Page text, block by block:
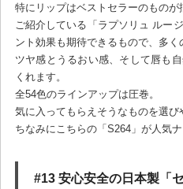
特にリップはベストセラーのものが
ご紹介している「ラプソリュ ルー
ント効果も期待できるもので、多く
ツヤ感とうるおい感、そして唇も
くれます。
全54色のラインアップは圧巻。
気に入ってもらえそうなものを選び
ちなみにこちらの「S264」が人気
#13 安心安全の日本製「